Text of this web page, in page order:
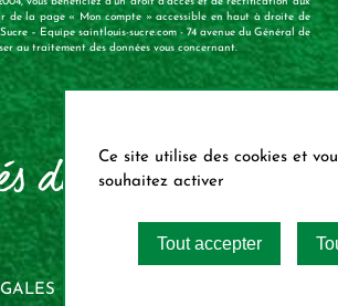
de la page « Mon compte » accessible en haut à droite de
– Equipe saintlouis-sucre.com - 74 avenue du Général de
au traitement des données vous concernant.
Ce site utilise des cookies et
souhaitez activer
Tout accepter